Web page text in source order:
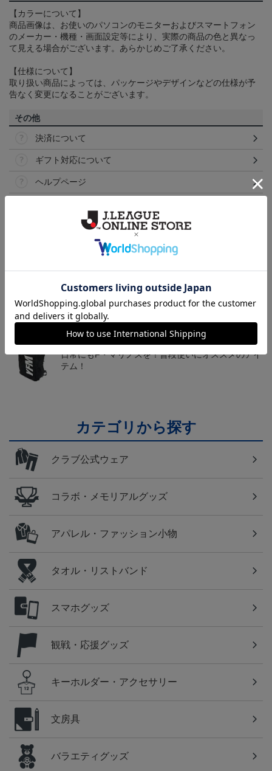
【カラーについて】
商品画像は、お使いのパソコンのモニターおよびスマートフォン
のメーカー・機種・画面設定等により、実際の商品の色と異なっ
て見える場合がございます。あらかじめご了承ください。
【仕様について】
取り扱い商品によっては、パッケージやデザインなどの仕様が予
告なく変更になることがございます。
その他
決済について
ギフト対応について
ヘルプページ
送料無料の併せ買いにオススメ！どの選手が当たる
かお楽しみのシークレットグッズ！
日常にもF・マリノスを！普段使いにオススメのアイ
テム！
カテゴリから探す
クラブ公式ウェア
コラボ・メモリアルグッズ
アパレル・ファッション小物
タオル・リストバンド
スマホグッズ
観戦・応援グッズ
キーホルダー・アクセサリー
文房具
バラエティグッズ